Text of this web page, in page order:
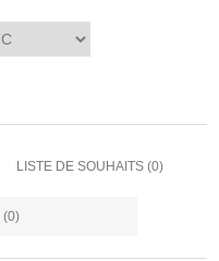
LISTE DE SOUHAITS (0)
(0)